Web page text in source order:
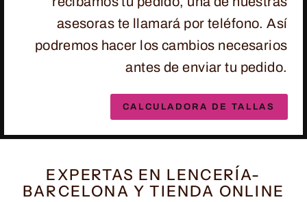
asesoras te llamará por teléfono. Así
podremos hacer los cambios necesarios
antes de enviar tu pedido.
CALCULADORA DE TALLAS
EXPERTAS EN LENCERÍA-
BARCELONA Y TIENDA ONLINE